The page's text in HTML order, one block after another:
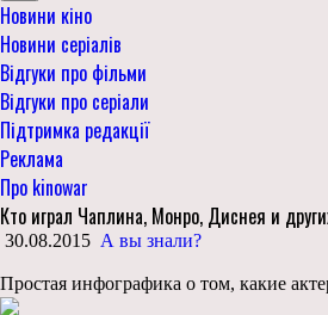
Новини кіно
Новини серіалів
Відгуки про фільми
Відгуки про серіали
Підтримка редакції
Реклама
Про kinowar
Кто играл Чаплина, Монро, Диснея и
30.08.2015 А вы знали?
Простая инфографика о том, какие